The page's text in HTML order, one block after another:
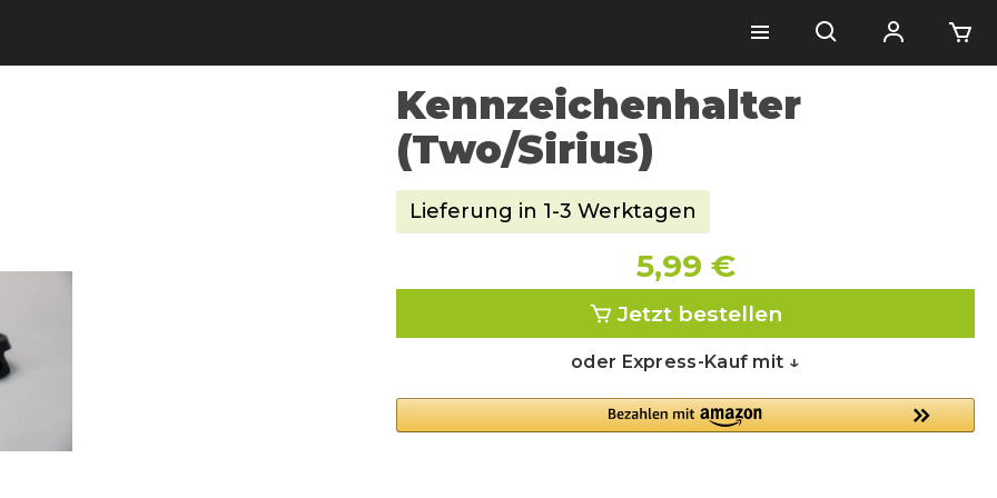
Kennzeichenhalter
(Two/Sirius)
Lieferung in 1-3 Werktagen
5,99 €
Jetzt bestellen
oder Express-Kauf mit ↓